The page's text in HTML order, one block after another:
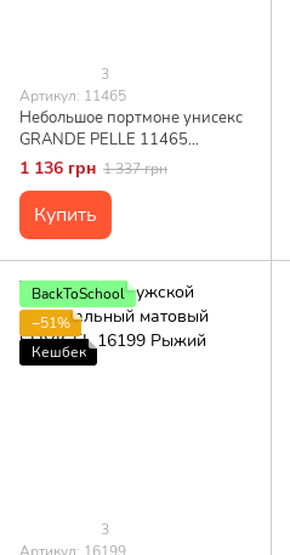
3
Артикул: 11465
Небольшое портмоне унисекс
GRANDE PELLE 11465
Бежевый
1 136 грн 1 337 грн
Купить
BackToSchool
−51%
Кешбек
3